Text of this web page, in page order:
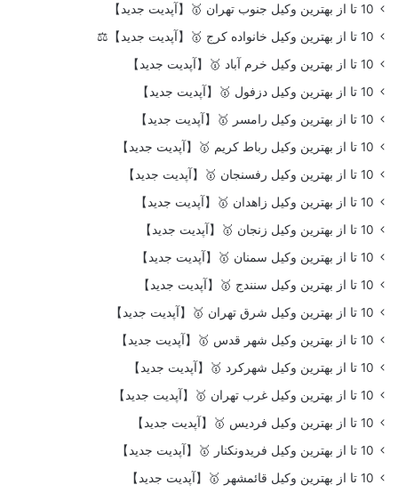
10 تا از بهترین وکیل جنوب تهران 🥇【آپدیت جدید】
10 تا از بهترین وکیل خانواده کرج 🥇【آپدیت جدید】⚖️
10 تا از بهترین وکیل خرم آباد 🥇【آپدیت جدید】
10 تا از بهترین وکیل دزفول 🥇【آپدیت جدید】
10 تا از بهترین وکیل رامسر 🥇【آپدیت جدید】
10 تا از بهترین وکیل رباط کریم 🥇【آپدیت جدید】
10 تا از بهترین وکیل رفسنجان 🥇【آپدیت جدید】
10 تا از بهترین وکیل زاهدان 🥇【آپدیت جدید】
10 تا از بهترین وکیل زنجان 🥇【آپدیت جدید】
10 تا از بهترین وکیل سمنان 🥇【آپدیت جدید】
10 تا از بهترین وکیل سنندج 🥇【آپدیت جدید】
10 تا از بهترین وکیل شرق تهران 🥇【آپدیت جدید】
10 تا از بهترین وکیل شهر قدس 🥇【آپدیت جدید】
10 تا از بهترین وکیل شهرکرد 🥇【آپدیت جدید】
10 تا از بهترین وکیل غرب تهران 🥇【آپدیت جدید】
10 تا از بهترین وکیل فردیس 🥇【آپدیت جدید】
10 تا از بهترین وکیل فریدونکنار 🥇【آپدیت جدید】
10 تا از بهترین وکیل قائمشهر 🥇【آپدیت جدید】